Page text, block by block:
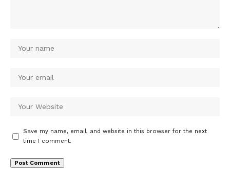
Save my name, email, and website in this browser for the next
time I comment.